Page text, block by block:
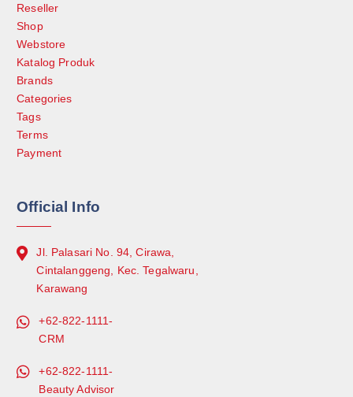
Reseller
Shop
Webstore
Katalog Produk
Brands
Categories
Tags
Terms
Payment
Official Info
Jl. Palasari No. 94, Cirawa,
Cintalanggeng, Kec. Tegalwaru,
Karawang
+62-822-1111-
CRM
+62-822-1111-
Beauty Advisor